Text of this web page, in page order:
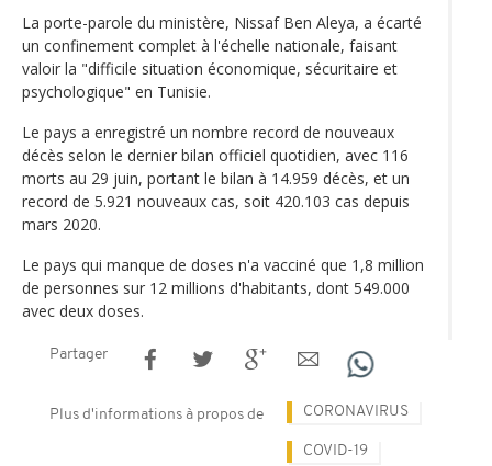
La porte-parole du ministère, Nissaf Ben Aleya, a écarté
un confinement complet à l'échelle nationale, faisant
valoir la "difficile situation économique, sécuritaire et
psychologique" en Tunisie.
Le pays a enregistré un nombre record de nouveaux
décès selon le dernier bilan officiel quotidien, avec 116
morts au 29 juin, portant le bilan à 14.959 décès, et un
record de 5.921 nouveaux cas, soit 420.103 cas depuis
mars 2020.
Le pays qui manque de doses n'a vacciné que 1,8 million
de personnes sur 12 millions d'habitants, dont 549.000
avec deux doses.
Partager
Plus d'informations à propos de CORONAVIRUS
COVID-19